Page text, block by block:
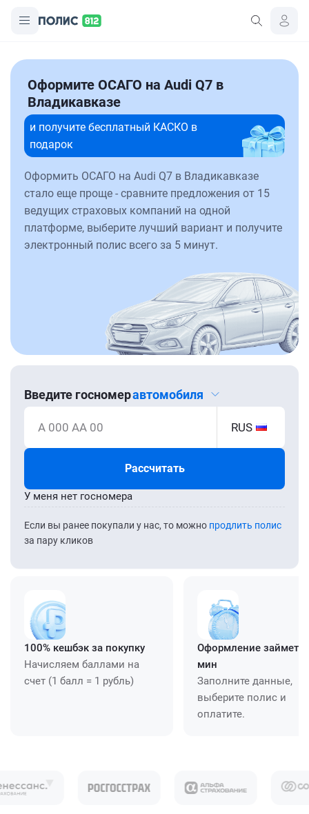
Оформите ОСАГО на Audi Q7 в
Владикавказе
и получите бесплатный КАСКО в
подарок
Оформить ОСАГО на Audi Q7 в Владикавказе
стало еще проще - сравните предложения от 15
ведущих страховых компаний на одной
платформе, выберите лучший вариант и получите
электронный полис всего за 5 минут.
Введите госномеравтомобиля
А 000 АА 00 RUS
Рассчитать
Если вы ранее покупали у нас, то можно продлить полис
за пару кликов
У меня нет госномера
100% кешбэк за покупку
Начисляем баллами на
счет (1 балл = 1 рубль)
Оформление займет
мин
Заполните данные,
выберите полис и
оплатите.